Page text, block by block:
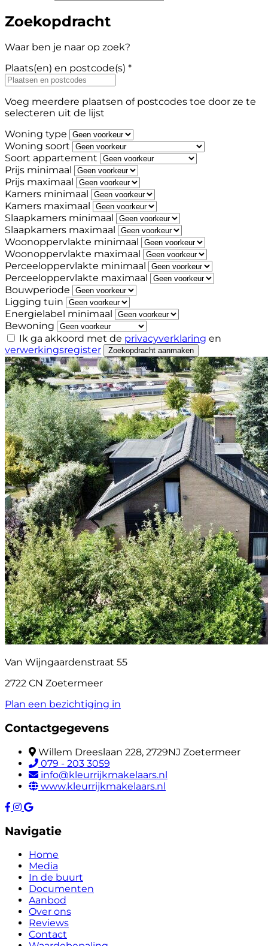
Zoekopdracht
Waar ben je naar op zoek?
Plaats(en) en postcode(s) *
Voeg meerdere plaatsen of postcodes toe door ze te
selecteren uit de lijst
Woning type
Woning soort
Soort appartement
Prijs minimaal
Prijs maximaal
Kamers minimaal
Kamers maximaal
Slaapkamers minimaal
Slaapkamers maximaal
Woonoppervlakte minimaal
Woonoppervlakte maximaal
Perceeloppervlakte minimaal
Perceeloppervlakte maximaal
Bouwperiode
Ligging tuin
Energielabel minimaal
Bewoning
Ik ga akkoord met de privacyverklaring en
verwerkingsregister
Zoekopdracht aanmaken
Van Wijngaardenstraat 55
2722 CN Zoetermeer
Plan een bezichtiging in
Contactgegevens
Willem Dreeslaan 228, 2729NJ Zoetermeer
079 - 203 3059
info@kleurrijkmakelaars.nl
www.kleurrijkmakelaars.nl
Navigatie
Home
Media
In de buurt
Documenten
Aanbod
Over ons
Reviews
Contact